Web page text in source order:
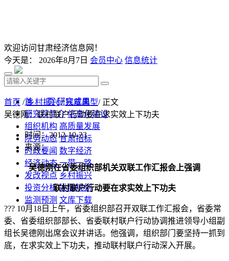
欢迎访问甘肃经济信息网！
今天是： 2026年8月7日 会员中心 信息统计
首 页 研究成果
研究院简介 信息化建设
组织机构 高质量发展
院务动态 甘肃招标
时政要闻 数字经济
经济动态 一带一路
发改视点 乡村振兴
投资分析 发展规划
监测预测 文库下载
首页 /乡村振兴/扶贫典型/ 正文
吴德刚：联村联户行动要在求实效上下功夫
时间：2012-10-23
来源：
吴德刚在省委组织部机关双联工作汇报会上强调
联村联户行动要在求实效上下功夫
??? 10月18日上午，省委组织部召开双联工作汇报会，省委常
委、省委组织部部长、省委联村联户行动协调推进领导小组副
组长吴德刚出席会议并讲话。他强调，组织部门要坚持一抓到
底，在求实效上下功夫，推动联村联户行动深入开展。